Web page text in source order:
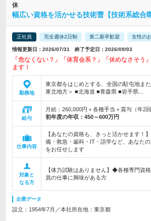
休
幅広い資格を活かせる技術曹【技術系総合職
正社員 完全週休2日制 第二新卒歓迎 女性の
情報更新日：2026/07/31 終了予定日：2026/09/03
「危なくない？」「体育会系？」「休めなさそう
ます！
勤務地
東京都をはじめとする、全国の駐屯地ま
東北地方＞ ■北海道 ■青森県 ■岩手県…
給与
月給：260,000円＋各種手当＋賞与（年2回
初年度の年収： 450～600万円
仕事内容
【あなたの資格も、きっと活かせます！
備・救急・歯科・IT・語学など、あなた
をお任せします
対象と
なる方
【体力試験はありません】◆各種専門資
員の仕事に興味がある方
企業データ
設立：1954年7月／本社所在地：東京都